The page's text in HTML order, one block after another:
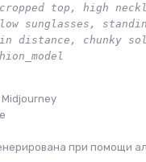
top, high
sunglasses,
distance, chunky
при помощи